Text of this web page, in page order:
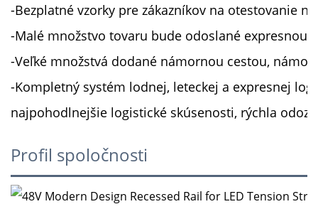
-Bezplatné vzorky pre zákazníkov na otestovanie
-Malé množstvo tovaru bude odoslané expresnou
-Veľké množstvá dodané námornou cestou,
-Kompletný systém lodnej, leteckej a expresnej
najpohodlnejšie logistické skúsenosti, rýchla
Profil spoločnosti